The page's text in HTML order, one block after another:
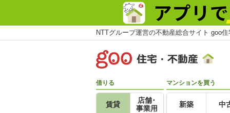
NTTグループ運営の不動産総合サイト goo
借りる
賃貸
店舗･
事業用
マンションを買う
新築 中